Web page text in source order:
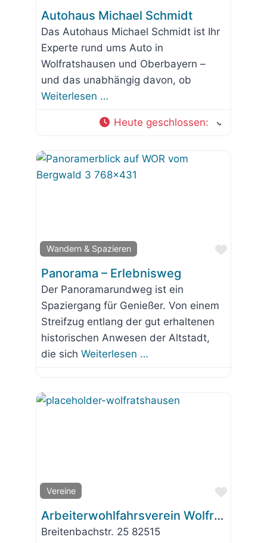
Autohaus Michael Schmidt
Das Autohaus Michael Schmidt ist Ihr
Experte rund ums Auto in
Wolfratshausen und Oberbayern –
und das unabhängig davon, ob
Weiterlesen …
Heute geschlossen:
Wandern & Spazieren
Favorit
Panorama – Erlebnisweg
Der Panoramarundweg ist ein
Spaziergang für Genießer. Von einem
Streifzug entlang der gut erhaltenen
historischen Anwesen der Altstadt,
die sich Weiterlesen …
Vereine
Favorit
Arbeiterwohlfahrsverein Wolfratshausen e.V.
Breitenbachstr. 25 82515